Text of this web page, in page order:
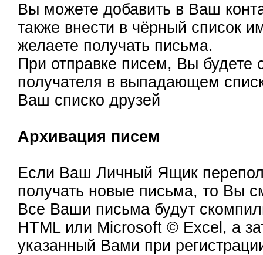
Вы можете добавить в Ваш
также внести в чёрный список
желаете получать письма.
При отправке писем, Вы будете
получателя в выпадающем
Ваш списко друзей
Архивация писем
Если Ваш Личный Ящик
получать новые письма, то Вы
Все Ваши письма будут
HTML или Microsoft © Excel, а
указанный Вами при